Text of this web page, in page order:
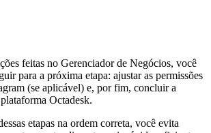
feitas no Gerenciador de Negócios, você
para a próxima etapa: ajustar as permissões
(se aplicável) e, por fim, concluir a
Octadesk.
etapas na ordem correta, você evita